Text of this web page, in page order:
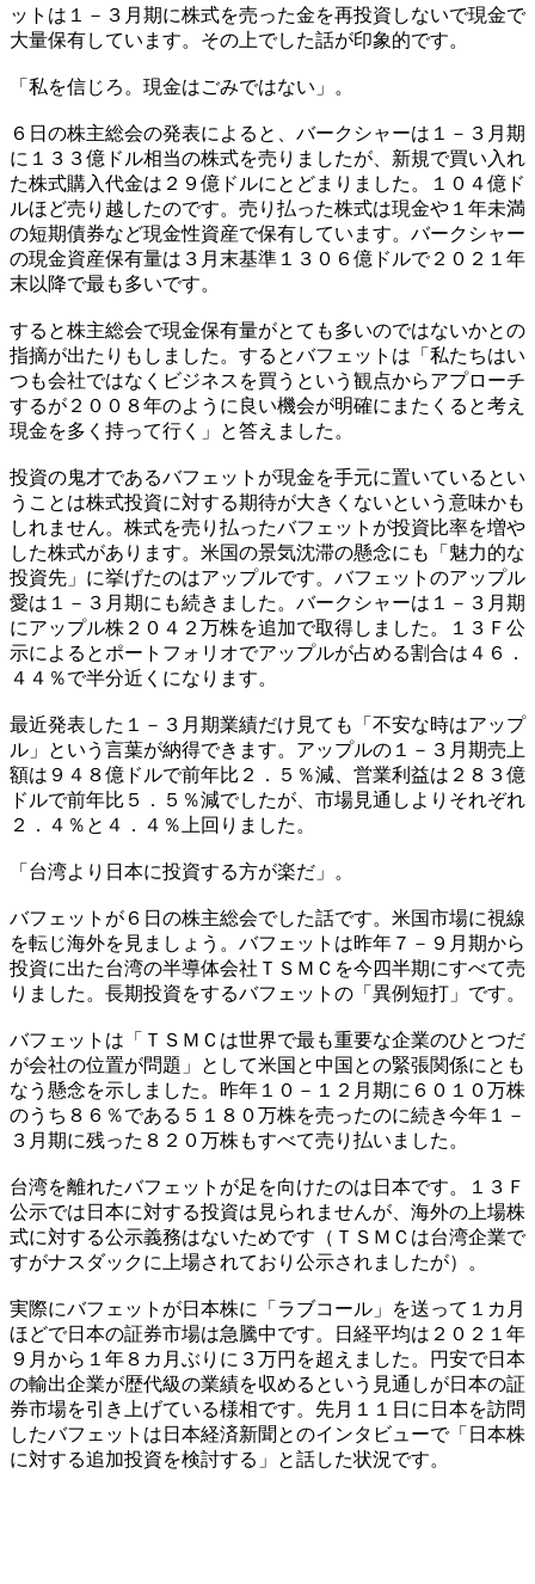
ットは１－３月期に株式を売った金を再投資しないで現金で
大量保有しています。その上でした話が印象的です。
「私を信じろ。現金はごみではない」。
６日の株主総会の発表によると、バークシャーは１－３月期
に１３３億ドル相当の株式を売りましたが、新規で買い入れ
た株式購入代金は２９億ドルにとどまりました。１０４億ド
ルほど売り越したのです。売り払った株式は現金や１年未満
の短期債券など現金性資産で保有しています。バークシャー
の現金資産保有量は３月末基準１３０６億ドルで２０２１年
末以降で最も多いです。
すると株主総会で現金保有量がとても多いのではないかとの
指摘が出たりもしました。するとバフェットは「私たちはい
つも会社ではなくビジネスを買うという観点からアプローチ
するが２００８年のように良い機会が明確にまたくると考え
現金を多く持って行く」と答えました。
投資の鬼才であるバフェットが現金を手元に置いているとい
うことは株式投資に対する期待が大きくないという意味かも
しれません。株式を売り払ったバフェットが投資比率を増や
した株式があります。米国の景気沈滞の懸念にも「魅力的な
投資先」に挙げたのはアップルです。バフェットのアップル
愛は１－３月期にも続きました。バークシャーは１－３月期
にアップル株２０４２万株を追加で取得しました。１３Ｆ公
示によるとポートフォリオでアップルが占める割合は４６．
４４％で半分近くになります。
最近発表した１－３月期業績だけ見ても「不安な時はアップ
ル」という言葉が納得できます。アップルの１－３月期売上
額は９４８億ドルで前年比２．５％減、営業利益は２８３億
ドルで前年比５．５％減でしたが、市場見通しよりそれぞれ
２．４％と４．４％上回りました。
「台湾より日本に投資する方が楽だ」。
バフェットが６日の株主総会でした話です。米国市場に視線
を転じ海外を見ましょう。バフェットは昨年７－９月期から
投資に出た台湾の半導体会社ＴＳＭＣを今四半期にすべて売
りました。長期投資をするバフェットの「異例短打」です。
バフェットは「ＴＳＭＣは世界で最も重要な企業のひとつだ
が会社の位置が問題」として米国と中国との緊張関係にとも
なう懸念を示しました。昨年１０－１２月期に６０１０万株
のうち８６％である５１８０万株を売ったのに続き今年１－
３月期に残った８２０万株もすべて売り払いました。
台湾を離れたバフェットが足を向けたのは日本です。１３Ｆ
公示では日本に対する投資は見られませんが、海外の上場株
式に対する公示義務はないためです（ＴＳＭＣは台湾企業で
すがナスダックに上場されており公示されましたが）。
実際にバフェットが日本株に「ラブコール」を送って１カ月
ほどで日本の証券市場は急騰中です。日経平均は２０２１年
９月から１年８カ月ぶりに３万円を超えました。円安で日本
の輸出企業が歴代級の業績を収めるという見通しが日本の証
券市場を引き上げている様相です。先月１１日に日本を訪問
したバフェットは日本経済新聞とのインタビューで「日本株
に対する追加投資を検討する」と話した状況です。